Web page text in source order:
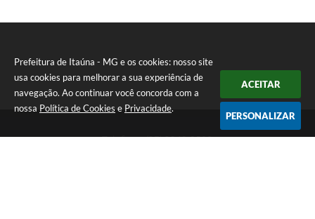
Prefeitura de Itaúna - MG e os cookies: nosso site
usa cookies para melhorar a sua experiência de
navegação. Ao continuar você concorda com a
nossa Política de Cookies e Privacidade.
ACEITAR
PERSONALIZAR
Telefone: (37) 3249-9500